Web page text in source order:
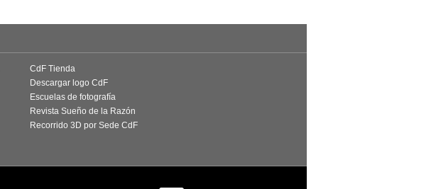
CdF Tienda
Descargar logo CdF
Escuelas de fotografía
Revista Sueño de la Razón
Recorrido 3D por Sede CdF